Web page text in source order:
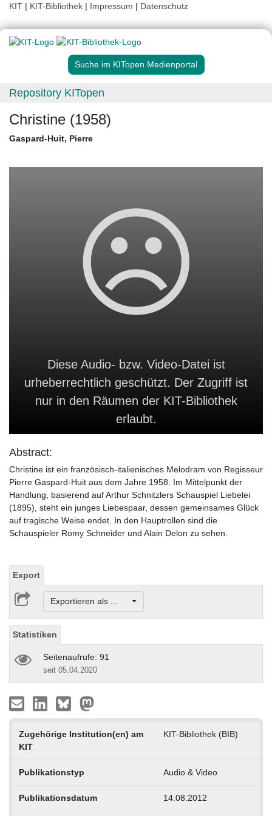
KIT | KIT-Bibliothek | Impressum | Datenschutz
Suche im KITopen Medienportal
Repository KITopen
Christine (1958)
Gaspard-Huit, Pierre
Diese Audio- bzw. Video-Datei ist
urheberrechtlich geschützt. Der Zugriff ist
nur in den Räumen der KIT-Bibliothek
erlaubt.
Abstract:
Christine ist ein französisch-italienisches Melodram von Regisseur
Pierre Gaspard-Huit aus dem Jahre 1958. Im Mittelpunkt der
Handlung, basierend auf Arthur Schnitzlers Schauspiel Liebelei
(1895), steht ein junges Liebespaar, dessen gemeinsames Glück
auf tragische Weise endet. In den Hauptrollen sind die
Schauspieler Romy Schneider und Alain Delon zu sehen.
Export
Exportieren als ...
Statistiken
Seitenaufrufe: 91
seit 05.04.2020
Zugehörige Institution(en) am
KIT
KIT-Bibliothek (BIB)
Publikationstyp Audio & Video
Publikationsdatum 14.08.2012